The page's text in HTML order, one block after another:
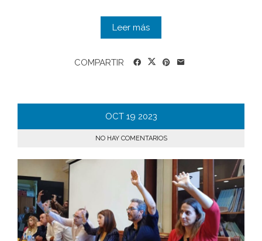
Leer más
COMPARTIR
OCT 19 2023
NO HAY COMENTARIOS